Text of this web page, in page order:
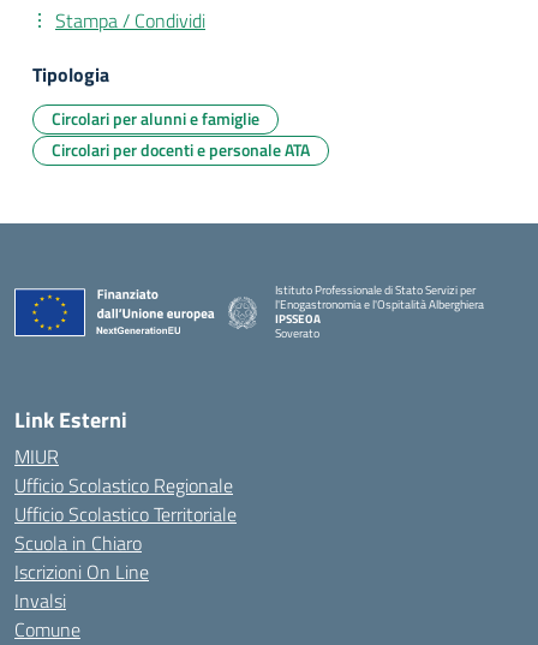
Stampa / Condividi
Tipologia
Circolari per alunni e famiglie
Circolari per docenti e personale ATA
Istituto Professionale di Stato Servizi per
l'Enogastronomia e l'Ospitalità Alberghiera
IPSSEOA
Soverato
Link Esterni
MIUR
Ufficio Scolastico Regionale
Ufficio Scolastico Territoriale
Scuola in Chiaro
Iscrizioni On Line
Invalsi
Comune